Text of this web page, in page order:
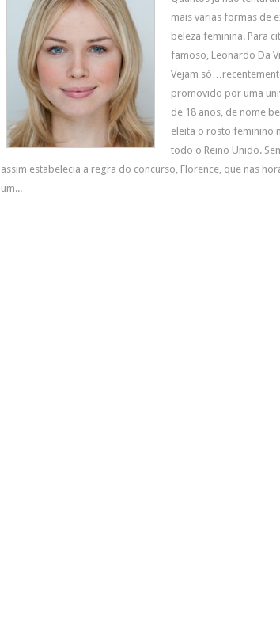
mais varias formas de
beleza feminina. Para
famoso, Leonardo Da
Vejam
promovido por uma
de 18 anos, de nome
eleita o rosto feminino
todo o Reino Unido.
assim estabelecia a regra do concurso, Florence, que nas
um...